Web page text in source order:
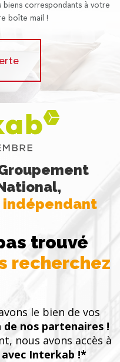
correspondants à votre
boîte mail !
indépendant
trouvé
recherchez
le bien de vos
de nos partenaires !
nous avons accès à
avec Interkab !*